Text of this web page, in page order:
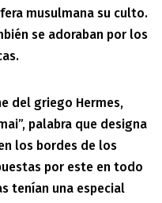
musulmana su culto.
se adoraban por los
del griego Hermes,
palabra que designa
los bordes de los
por este en todo
tenían una especial